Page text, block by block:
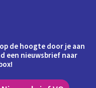
de hoogte door je aan
een nieuwsbrief naar